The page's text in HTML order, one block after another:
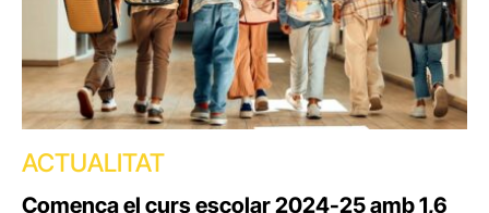
ACTUALITAT
Comença el curs escolar 2024-25 amb 1,6